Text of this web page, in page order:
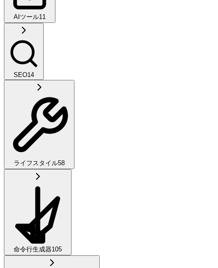
AIツール11
SEO14
ライフスタイル58
命令行生成器105